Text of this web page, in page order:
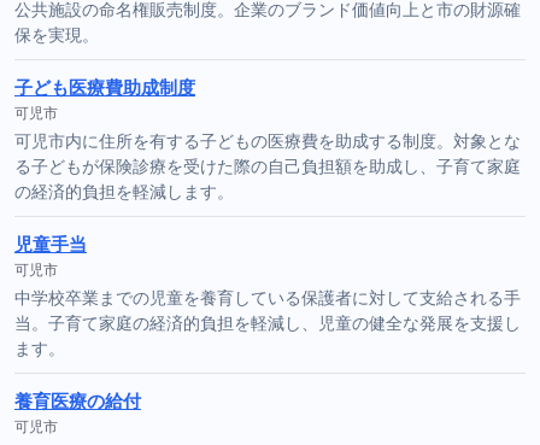
公共施設の命名権販売制度。企業のブランド価値向上と市の財源確
保を実現。
子ども医療費助成制度
可児市
可児市内に住所を有する子どもの医療費を助成する制度。対象とな
る子どもが保険診療を受けた際の自己負担額を助成し、子育て家庭
の経済的負担を軽減します。
児童手当
可児市
中学校卒業までの児童を養育している保護者に対して支給される手
当。子育て家庭の経済的負担を軽減し、児童の健全な発展を支援し
ます。
養育医療の給付
可児市